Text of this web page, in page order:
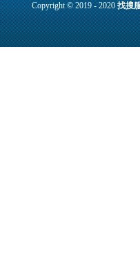
Copyright © 2019 - 2020找搜